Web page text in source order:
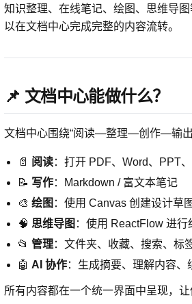
知识整理、在线笔记、绘图、思维导
以在文档中心完成完整的内容流转。
📌 文档中心能做什么？
文档中心围绕“阅读—整理—创作—输出
📄 阅读：打开 PDF、Word、PPT
📝 写作：Markdown / 富文本笔记
🎨 绘图 ：使用 Canvas 创建设计草
🧠 思维导图 ：使用 ReactFlow 进行
📂 管理：文件夹、收藏、搜索、标
🤖 AI 协作：生成摘要、理解内容、
所有内容都在一个统一界面中呈现，让